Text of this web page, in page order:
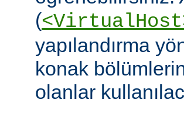
(
yapılandırma
konak
olanlar